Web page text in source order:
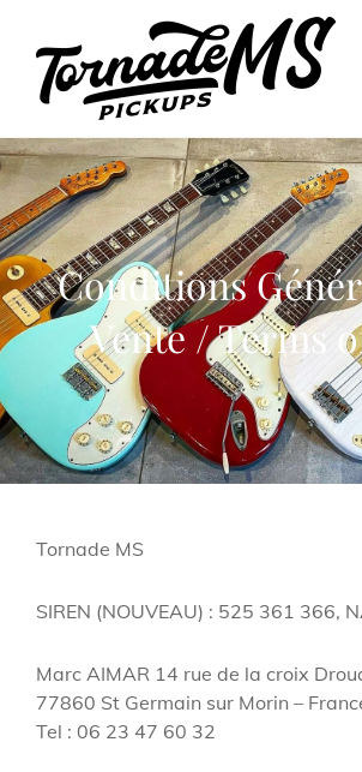
Conditions
Vente / Terms
Tornade MS
SIREN (NOUVEAU) : 525 361 366,
Marc AIMAR 14 rue de la croix
77860 St Germain sur Morin –
Tel : 06 23 47 60 32